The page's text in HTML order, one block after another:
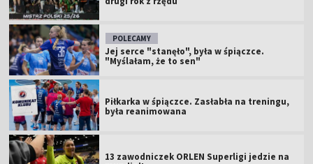
POLECAMY
Jej serce "stanęło", była w śpiączce.
"Myślałam, że to sen"
Piłkarka w śpiączce. Zasłabła na treningu,
była reanimowana
13 zawodniczek ORLEN Superligi jedzie na